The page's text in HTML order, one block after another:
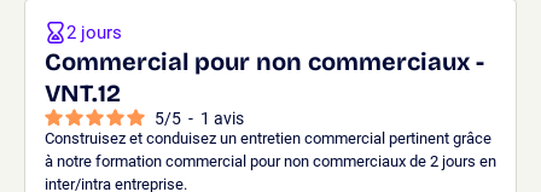
Commercial pour non commerciaux -
VNT.12
5/5 - 1 avis
Construisez et conduisez un entretien commercial pertinent grâce
à notre formation commercial pour non commerciaux de 2 jours en
inter/intra entreprise.
2 jours